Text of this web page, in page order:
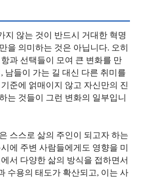
지 않는 것이 반드시 거대한 혁명
을 의미하는 것은 아닙니다. 오히
과 선택들이 모여 큰 변화를 만
남들이 가는 길 대신 다른 취미를
준에 얽매이지 않고 자신만의 진
는 것들이 그런 변화의 일부입니
스스로 삶의 주인이 되고자 하는
에 주변 사람들에게도 영향을 미
서 다양한 삶의 방식을 접하면서
수용의 태도가 확산되고, 이는 사